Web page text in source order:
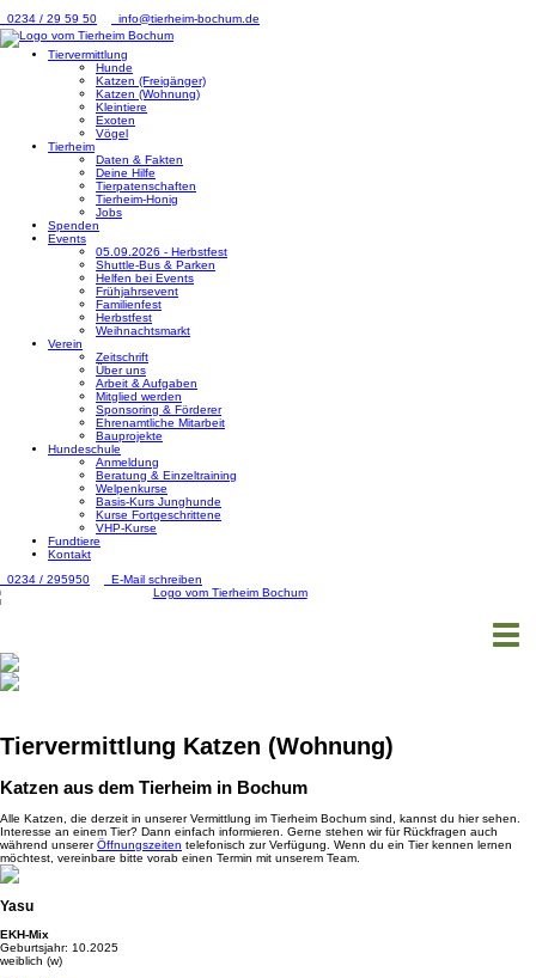
0234 / 29 59 50 info@tierheim-bochum.de
Tiervermittlung
Hunde
Katzen (Freigänger)
Katzen (Wohnung)
Kleintiere
Exoten
Vögel
Tierheim
Daten & Fakten
Deine Hilfe
Tierpatenschaften
Tierheim-Honig
Jobs
Spenden
Events
05.09.2026 - Herbstfest
Shuttle-Bus & Parken
Helfen bei Events
Frühjahrsevent
Familienfest
Herbstfest
Weihnachtsmarkt
Verein
Zeitschrift
Über uns
Arbeit & Aufgaben
Mitglied werden
Sponsoring & Förderer
Ehrenamtliche Mitarbeit
Bauprojekte
Hundeschule
Anmeldung
Beratung & Einzeltraining
Welpenkurse
Basis-Kurs Junghunde
Kurse Fortgeschrittene
VHP-Kurse
Fundtiere
Kontakt
0234 / 295950
E-Mail schreiben
Tiervermittlung Katzen (Wohnung)
Katzen aus dem Tierheim in Bochum
Alle Katzen, die derzeit in unserer Vermittlung im Tierheim Bochum sind, kannst du hier sehen.
Interesse an einem Tier? Dann einfach informieren. Gerne stehen wir für Rückfragen auch
während unsererÖffnungszeiten telefonisch zur Verfügung. Wenn du ein Tier kennen lernen
möchtest, vereinbare bitte vorab einen Termin mit unserem Team.
Yasu
EKH-Mix
Geburtsjahr: 10.2025
weiblich (w)